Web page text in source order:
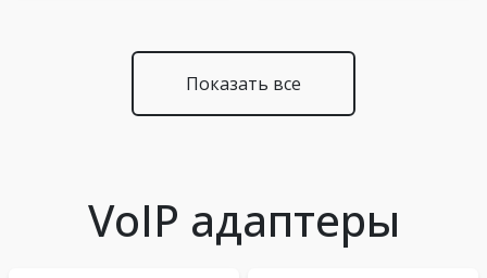
Показать все
VoIP адаптеры